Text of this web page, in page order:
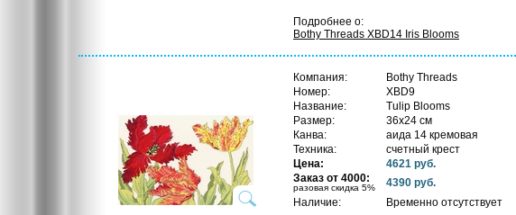
Подробнее о:
Bothy Threads XBD14 Iris Blooms
Компания:
Bothy Threads
Номер:
XBD9
Название:
Tulip Blooms
Размер:
36х24 см
Канва:
аида 14 кремовая
Техника:
счетный крест
Цена:
4621 руб.
Заказ от 4000:
разовая скидка 5%
4390 руб.
Наличие:
Временно отсутствует